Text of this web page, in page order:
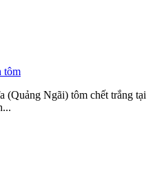
tôm
(Quảng Ngãi) tôm chết trắng tại